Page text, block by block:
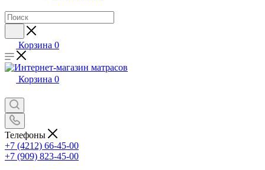
Корзина 0
Корзина 0
Телефоны
+7 (4212) 66-45-00
+7 (909) 823-45-00